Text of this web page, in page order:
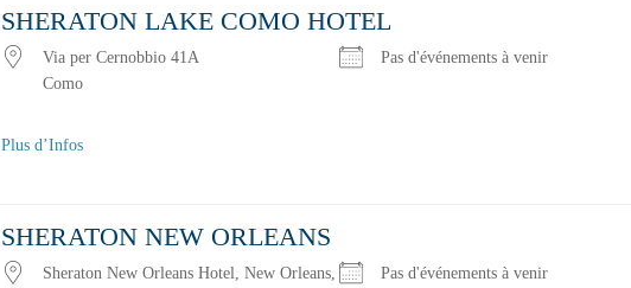
SHERATON LAKE COMO HOTEL
Via per Cernobbio 41A
Como
Pas d'événements à venir
Plus d’Infos
SHERATON NEW ORLEANS
Sheraton New Orleans Hotel, New Orleans,
Pas d'événements à venir